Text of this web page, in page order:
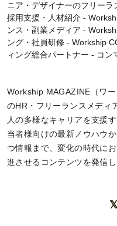
ニア・デザイナーのフリー
採用支援・人材紹介 -
ンス・副業メディア -
ング・社員研修 - Workship
ィング総合パートナー - コン
Workship MAGAZINE（ワ
のHR・フリーランスメディ
人の多様なキャリアを支援
当者様向けの最新ノウハウ
つ情報まで、変化の時代に
進させるコンテンツを発信し